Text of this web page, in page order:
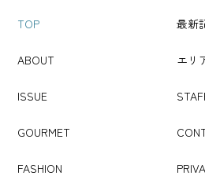
TOP 最新
ABOUT エリ
ISSUE
GOURMET
FASHION